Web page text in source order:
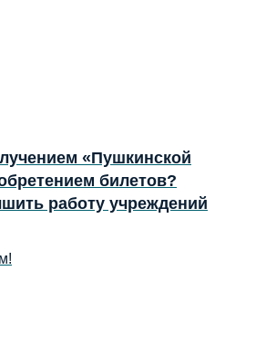
«Пушкинской
билетов?
работу учреждений